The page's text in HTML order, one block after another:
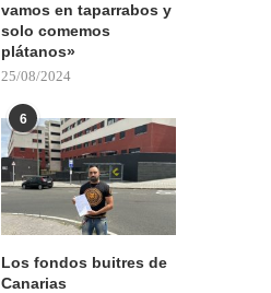
vamos en taparrabos y
solo comemos
plátanos»
25/08/2024
6
Los fondos buitres de
Canarias